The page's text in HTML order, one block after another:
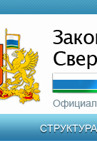
СТРУКТУРА